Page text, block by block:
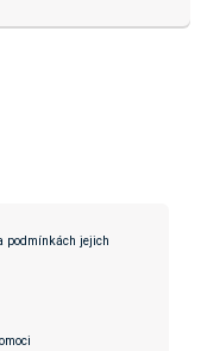
podmínkách jejich